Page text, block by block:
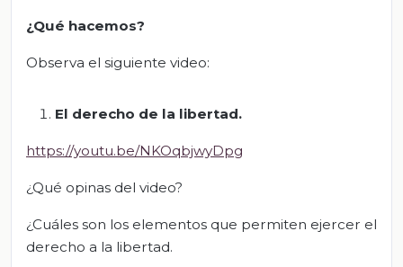
¿Qué hacemos?
Observa el siguiente video:
El derecho de la libertad.
https://youtu.be/NKOqbjwyDpg
¿Qué opinas del video?
¿Cuáles son los elementos que permiten ejercer el
derecho a la libertad.